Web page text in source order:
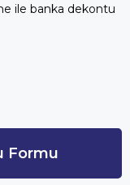
ile banka dekontu
Formu